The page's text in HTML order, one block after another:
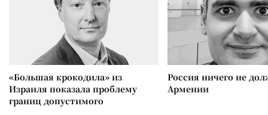
«Большая крокодила» из
Израиля показала проблему
границ допустимого
Россия ничего не
Армении